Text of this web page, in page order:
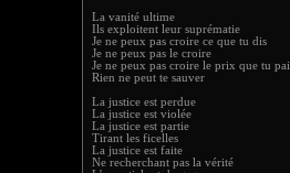
La vanité ultime
Ils exploitent leur suprématie
Je ne peux pas croire ce que tu dis
Je ne peux pas le croire
Je ne peux pas croire le prix que tu
Rien ne peut te sauver
La justice est perdue
La justice est violée
La justice est partie
Tirant les ficelles
La justice est faite
Ne recherchant pas la vérité